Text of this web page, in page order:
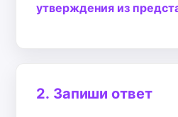
утверждения из
2. Запиши ответ